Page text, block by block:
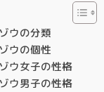
ウの分類
ウの個性
ウ女子の性格
ウ男子の性格